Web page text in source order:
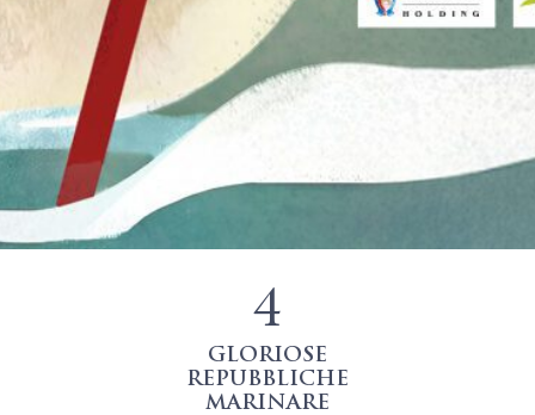
4
GLORIOSE
REPUBBLICHE
MARINARE